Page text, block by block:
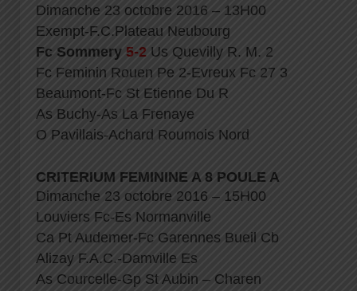
Dimanche 23 octobre 2016 – 13H00
Exempt-F.C.Plateau Neubourg
Fc Sommery 5-2 Us Quevilly R. M. 2
Fc Feminin Rouen Pe 2-Evreux Fc 27 3
Beaumont-Fc St Etienne Du R
As Buchy-As La Frenaye
O Pavillais-Achard Roumois Nord
CRITERIUM FEMININE A 8 POULE A
Dimanche 23 octobre 2016 – 15H00
Louviers Fc-Es Normanville
Ca Pt Audemer-Fc Garennes Bueil Cb
Alizay F.A.C.-Damville Es
As Courcelle-Gp St Aubin – Charen